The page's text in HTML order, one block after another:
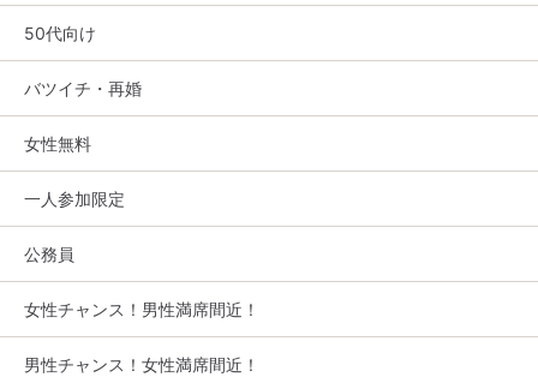
50代向け
バツイチ・再婚
女性無料
一人参加限定
公務員
女性チャンス！男性満席間近！
男性チャンス！女性満席間近！